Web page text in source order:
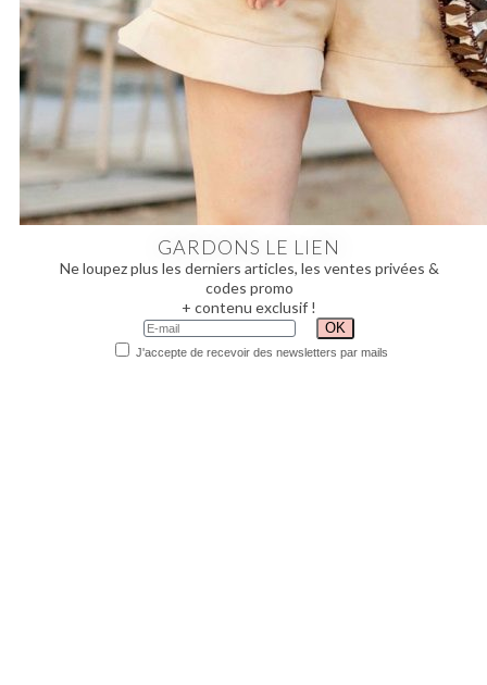
GARDONS LE LIEN
Ne loupez plus les derniers articles, les ventes privées &
codes promo
+ contenu exclusif !
J'accepte de recevoir des newsletters par mails